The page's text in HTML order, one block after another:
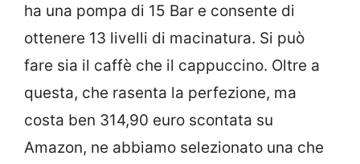
ha una pompa di 15 Bar e consente di
ottenere 13 livelli di macinatura. Si può
fare sia il caffè che il cappuccino. Oltre a
questa, che rasenta la perfezione, ma
costa ben 314,90 euro scontata su
Amazon, ne abbiamo selezionato una che